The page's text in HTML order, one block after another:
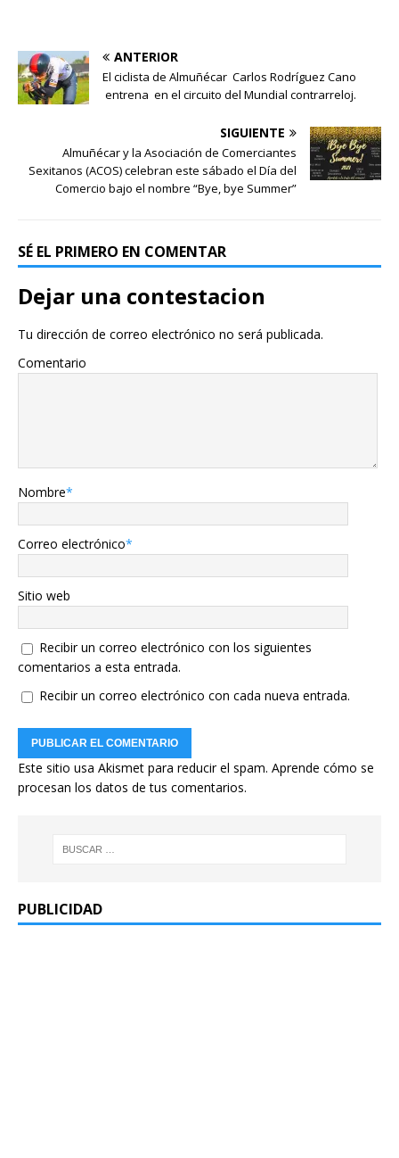
ANTERIOR
El ciclista de Almuñécar Carlos Rodríguez Cano
entrena en el circuito del Mundial contrarreloj.
SIGUIENTE
Almuñécar y la Asociación de Comerciantes
Sexitanos (ACOS) celebran este sábado el Día del
Comercio bajo el nombre “Bye, bye Summer”
SÉ EL PRIMERO EN COMENTAR
Dejar una contestacion
Tu dirección de correo electrónico no será publicada.
Comentario
Nombre*
Correo electrónico*
Sitio web
Recibir un correo electrónico con los siguientes
comentarios a esta entrada.
Recibir un correo electrónico con cada nueva entrada.
Este sitio usa Akismet para reducir el spam. Aprende cómo se
procesan los datos de tus comentarios.
PUBLICIDAD